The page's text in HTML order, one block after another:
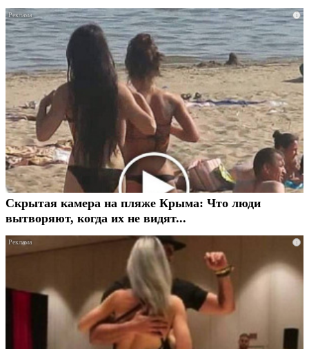
i
Скрытая камера на пляже Крыма: Что люди
вытворяют, когда их не видят...
i